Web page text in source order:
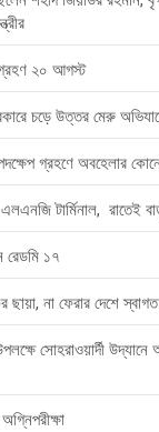
গ্রহণ ২০ আগস্ট
চড়ে উত্তর মেরু
গ্রহণে অবহেলার
টার্মিনাল, রাতেই
রেডমি ১৭
না ফেরার দেশে
সোহরাওয়ার্দী উদ্যানে